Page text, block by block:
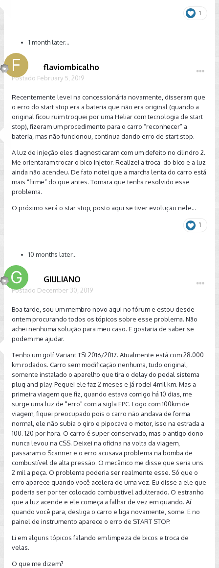
1
1 month later...
flaviombicalho
Postado February 5, 2019
Recentemente levei na concessionária novamente, disseram que
o erro do start stop era a bateria que não era original (quando a
original ficou ruim troquei por uma Heliar com tecnologia de start
stop), fizeram um procedimento para o carro “reconhecer” a
bateria, mas não funcionou, continua dando erro de start stop.
A luz de injeção eles diagnosticaram com um defeito no cilindro 2.
Me orientaram trocar o bico injetor. Realizei a troca do bico e a luz
ainda não acendeu. De fato notei que a marcha lenta do carro está
mais “firme” do que antes. Tomara que tenha resolvido esse
problema.
O próximo será o star stop, posto aqui se tiver evolução nele...
1
10 months later...
GIULIANO
Postado December 30, 2019
Boa tarde, sou um membro novo aqui no fórum e estou desde
ontem procurando todos os tópicos sobre esse problema. Não
achei nenhuma solução para meu caso. E gostaria de saber se
podem me ajudar.
Tenho um golf Variant TSI 2016/2017. Atualmente está com 28.000
km rodados. Carro sem modificação nenhuma, tudo original,
somente instalado o aparelho que tira o delay do pedal sistema
plug and play. Peguei ele faz 2 meses e já rodei 4mil km. Mas a
primeira viagem que fiz, quando estava comigo há 10 dias, me
surge uma luz de "erro" com a sigla EPC. Logo com 100km de
viagem, fiquei preocupado pois o carro não andava de forma
normal, ele não subia o giro e pipocava o motor, isso na estrada a
100. 120 por hora. O carro é super conservado, mas o antigo dono
nunca levou na CSS. Deixei na oficina na volta da viagem,
passaram o Scanner e o erro acusava problema na bomba de
combustível de alta pressão. O mecânico me disse que seria uns
2 mil a peça. O problema poderia ser realmente esse. Só que o
erro aparece quando você acelera de uma vez. Eu disse a ele que
poderia ser por ter colocado combustível adulterado. O estranho
que a luz acende e ele começa a falhar de vez em quando. Aí
quando você para, desliga o carro e liga novamente, some. E no
painel de instrumento aparece o erro de START STOP.
Li em alguns tópicos falando em limpeza de bicos e troca de
velas.
O que me dizem?